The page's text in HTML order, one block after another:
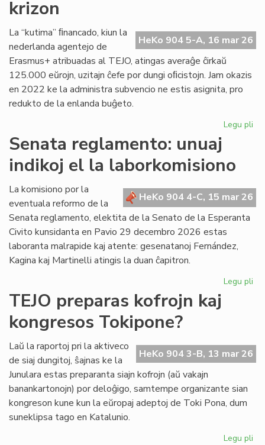
krizon
HeKo 904 5-A, 16 mar 26
La “kutima” ﬁnancado, kiun la
nederlanda agentejo de
Erasmus+ atribuadas al TEJO, atingas averaĝe ĉirkaŭ
125.000 eŭrojn, uzitajn ĉefe por dungi oﬁcistojn. Jam okazis
en 2022 ke la administra subvencio ne estis asignita, pro
redukto de la enlanda buĝeto.
Legu pli
Senata reglamento: unuaj
indikoj el la laborkomisiono
HeKo 904 4-C, 15 mar 26
La komisiono por la
eventuala reformo de la
Senata reglamento, elektita de la Senato de la Esperanta
Civito kunsidanta en Pavio 29 decembro 2026 estas
laboranta malrapide kaj atente: gesenatanoj Fernández,
Kagina kaj Martinelli atingis la duan ĉapitron.
Legu pli
el
TEJO preparas kofrojn kaj
kongresos Tokipone?
HeKo 904 3-B, 13 mar 26
Laŭ la raportoj pri la aktiveco
de siaj dungitoj, ŝajnas ke la
Junulara estas preparanta siajn kofrojn (aŭ vakajn
banankartonojn) por deloĝigo, samtempe organizante sian
kongreson kune kun la eŭropaj adeptoj de Toki Pona, dum
suneklipsa tago en Katalunio.
Legu pli